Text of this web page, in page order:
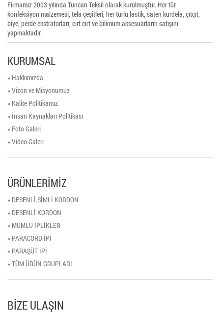
Firmamız 2003 yılında Tuncan Teksil olarak kurulmuştur. Her tür
konfeksiyon malzemesi, tela çeşitleri, her türlü lastik, saten kurdela, çıtçıt,
biye, perde ekstraforları, cırt cırt ve bilimum aksesuarların satışını
yapmaktadır.
KURUMSAL
» Hakkımızda
» Vizon ve Misyonumuz
» Kalite Politikamız
» İnsan Kaynakları Politikası
» Foto Galeri
» Video Galeri
ÜRÜNLERİMİZ
» DESENLİ SİMLİ KORDON
» DESENLİ KORDON
» MUMLU İPLİKLER
» PARACORD İPİ
» PARAŞÜT İPİ
» TÜM ÜRÜN GRUPLARI
BİZE ULAŞIN